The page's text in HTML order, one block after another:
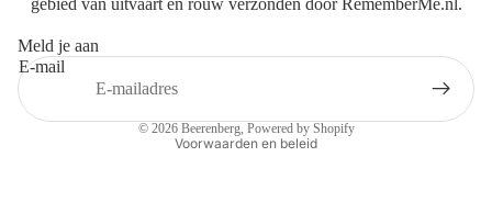
gebied van uitvaart en rouw verzonden doorRememberMe.nl.
Meld je aan
E-mail
© 2026 Beerenberg, Powered by Shopify
Voorwaarden en beleid